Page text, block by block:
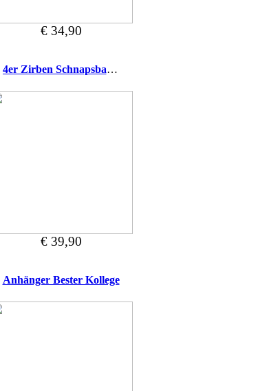
€ 34,90
4er Zirben Schnapsbank mit Namensgravur
€ 39,90
Anhänger Bester Kollege